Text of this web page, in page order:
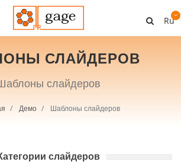
Ru
СЛАЙДЕРОВ
слайдеров
Демо Шаблоны слайдеров
слайдеров